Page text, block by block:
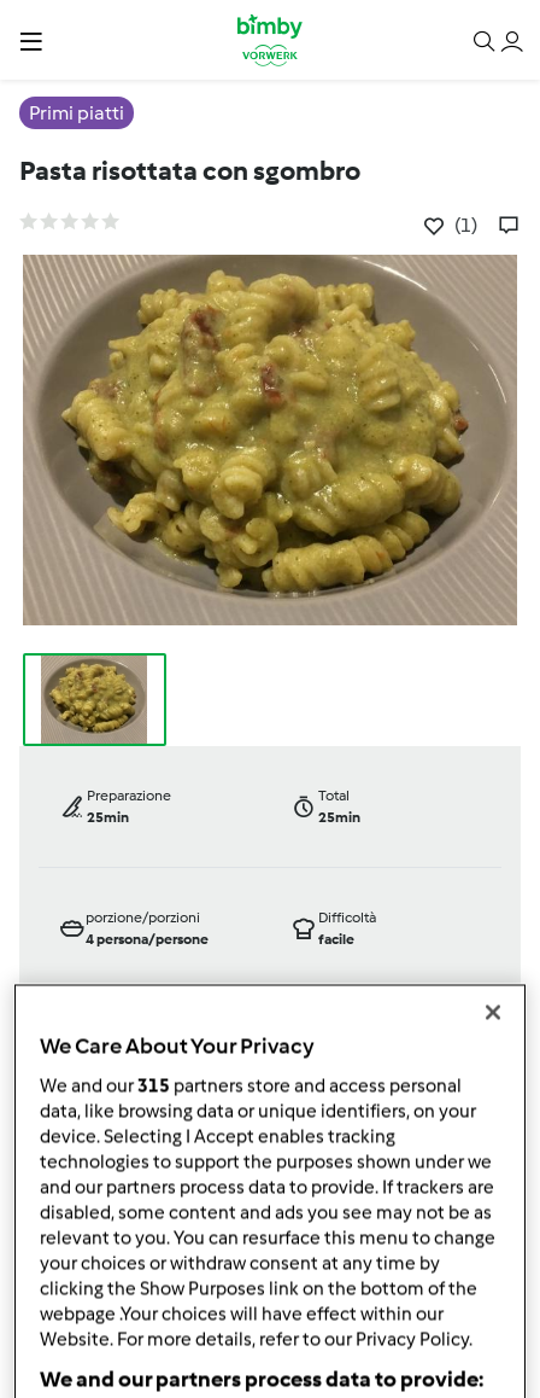
Primi piatti
Pasta risottata con sgombro
(1)
Preparazione
25min
Total
25min
porzione/porzioni
4persona/persone
Difficoltà
facile
Bimby ® TM 5
daOspite
published: 06-03-2017
modificata: 18-03-2017
Aggiungi alle mie raccolte
condividi la ricetta
Crea variante
We Care About Your Privacy
We and our315 partners store and access personal
data, like browsing data or unique identifiers, on your
device. Selecting I Accept enables tracking
technologies to support the purposes shown under we
and our partners process data to provide. If trackers are
disabled, some content and ads you see may not be as
relevant to you. You can resurface this menu to change
your choices or withdraw consent at any time by
clicking the Show Purposes link on the bottom of the
webpage .Your choices will have effect within our
Website. For more details, refer to our Privacy Policy.
We and our partners process data to provide: